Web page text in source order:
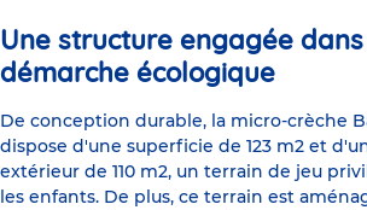
Une structure engagée
démarche écologique
De conception durable, la micro-crèche
dispose d'une superficie de 123 m2 et
extérieur de 110 m2, un terrain de jeu
les enfants. De plus, ce terrain est